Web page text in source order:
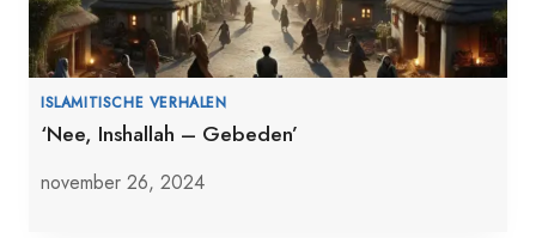
ISLAMITISCHE VERHALEN
‘Nee, Inshallah – Gebeden’
november 26, 2024